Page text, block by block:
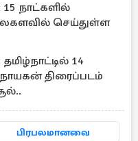
நாட்களில்
செய்துள்ள
14
திரைப்படம்
பிரபலமானவை